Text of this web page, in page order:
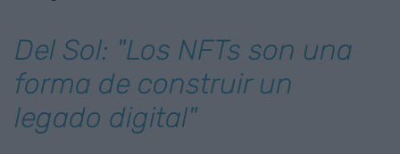
Del Sol: "Los NFTs son una
forma de construir un
legado digital"